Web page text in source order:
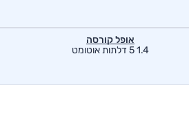
אופל קורסה
1.4 5 דלתות אוטומט